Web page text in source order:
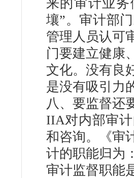
来的审计业
壤”。审计部
管理人员认可
门要建立健康
文化。没有良
是没有吸引力
八、要监督还
IIA对内部审
和咨询。《审
计的职能归为
审计监督职能